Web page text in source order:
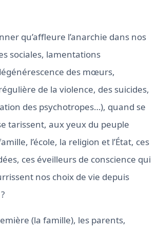
qu’affleure l’anarchie dans nos
sociales, lamentations
des mœurs,
de la violence, des suicides,
des psychotropes…), quand se
tarissent, aux yeux du peuple
l’école, la religion et l’État, ces
ces éveilleurs de conscience qui
nos choix de vie depuis
(la famille), les parents,